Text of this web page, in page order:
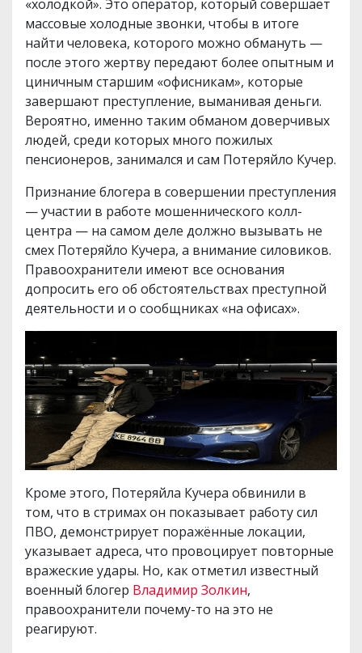
«холодкой». Это оператор, который совершает
массовые холодные звонки, чтобы в итоге
найти человека, которого можно обмануть —
после этого жертву передают более опытным и
циничным старшим «офисникам», которые
завершают преступление, выманивая деньги.
Вероятно, именно таким обманом доверчивых
людей, среди которых много пожилых
пенсионеров, занимался и сам Потеряйло Кучер.
Признание блогера в совершении преступления
— участии в работе мошеннического колл-
центра — на самом деле должно вызывать не
смех Потеряйло Кучера, а внимание силовиков.
Правоохранители имеют все основания
допросить его об обстоятельствах преступной
деятельности и о сообщниках «на офисах».
Кроме этого, Потеряйла Кучера обвинили в
том, что в стримах он показывает работу сил
ПВО, демонстрирует поражённые локации,
указывает адреса, что провоцирует повторные
вражеские удары. Но, как отметил известный
военный блогер Владимир Золкин,
правоохранители почему-то на это не
реагируют.